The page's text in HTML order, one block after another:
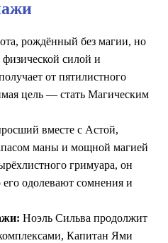
рождённый без магии, но
силой и
от пятилистного
цель — стать Магическим
вместе с Астой,
маны и мощной магией
гримуара, он
одолевают сомнения и
Ноэль Сильва продолжит
Капитан Ями